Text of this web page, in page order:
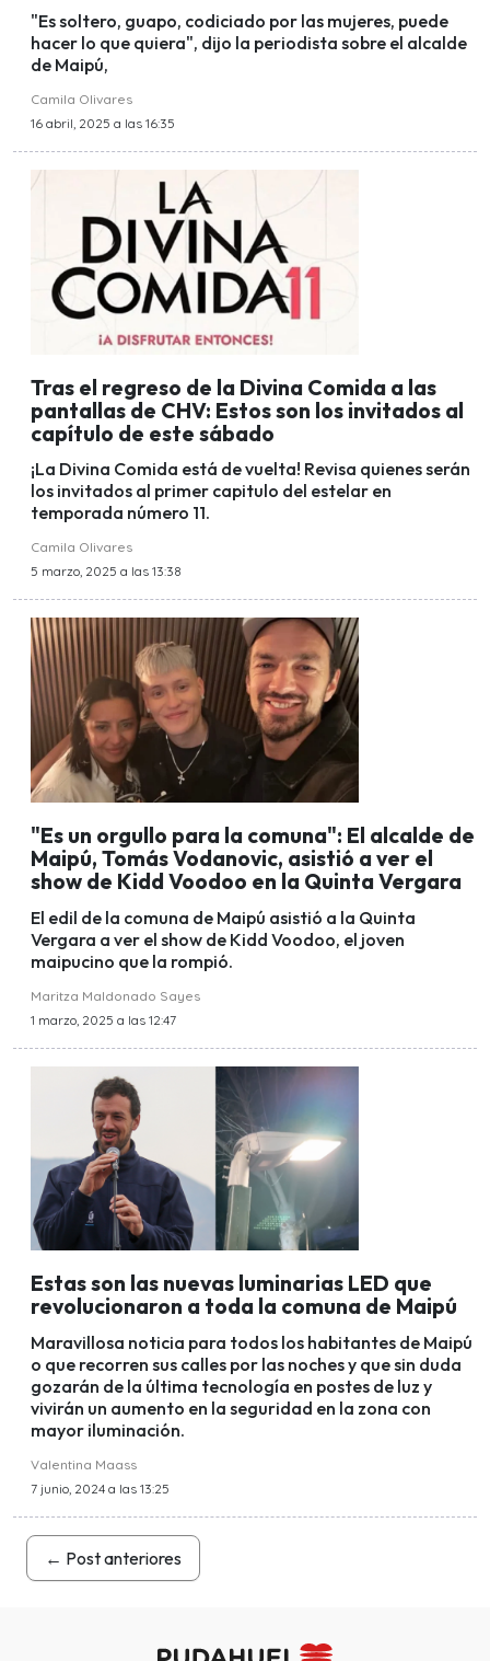
"Es soltero, guapo, codiciado por las mujeres, puede
hacer lo que quiera", dijo la periodista sobre el alcalde
de Maipú,
Camila Olivares
16 abril, 2025 a las 16:35
Tras el regreso de la Divina Comida a las
pantallas de CHV: Estos son los invitados al
capítulo de este sábado
¡La Divina Comida está de vuelta! Revisa quienes serán
los invitados al primer capitulo del estelar en
temporada número 11.
Camila Olivares
5 marzo, 2025 a las 13:38
"Es un orgullo para la comuna": El alcalde de
Maipú, Tomás Vodanovic, asistió a ver el
show de Kidd Voodoo en la Quinta Vergara
El edil de la comuna de Maipú asistió a la Quinta
Vergara a ver el show de Kidd Voodoo, el joven
maipucino que la rompió.
Maritza Maldonado Sayes
1 marzo, 2025 a las 12:47
Estas son las nuevas luminarias LED que
revolucionaron a toda la comuna de Maipú
Maravillosa noticia para todos los habitantes de Maipú
o que recorren sus calles por las noches y que sin duda
gozarán de la última tecnología en postes de luz y
vivirán un aumento en la seguridad en la zona con
mayor iluminación.
Valentina Maass
7 junio, 2024 a las 13:25
← Post anteriores